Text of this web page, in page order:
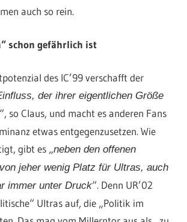
auch so rein.
schon gefährlich ist
des IC’99 verschafft der
der ihrer eigentlichen Größe
“, so Claus, und macht es anderen Fans
etwas entgegenzusetzen. Wie
gibt es „neben den offenen
jeher wenig Platz für Ultras, auch
immer unter Druck“. Denn UR’02
Ultras auf, die „Politik im